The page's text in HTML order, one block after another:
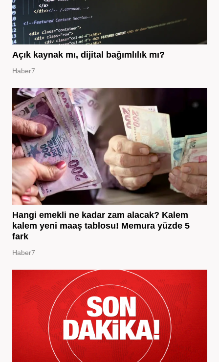
Açık kaynak mı, dijital bağımlılık mı?
Haber7
Hangi emekli ne kadar zam alacak? Kalem
kalem yeni maaş tablosu! Memura yüzde 5
fark
Haber7